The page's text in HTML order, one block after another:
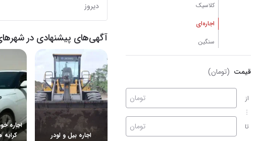
کلاسیک
اجاره‌ای
سنگین
قیمت (تومان)
از
تا
تومان
تومان
دیروز
آگهی‌های پیشنهادی در
اجاره بیل و لودر
اجاره
کرایه